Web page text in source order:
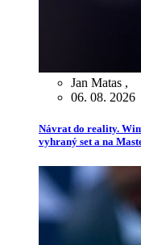
Jan Matas ,
06. 08. 2026
Návrat do reality.
vyhraný set a na